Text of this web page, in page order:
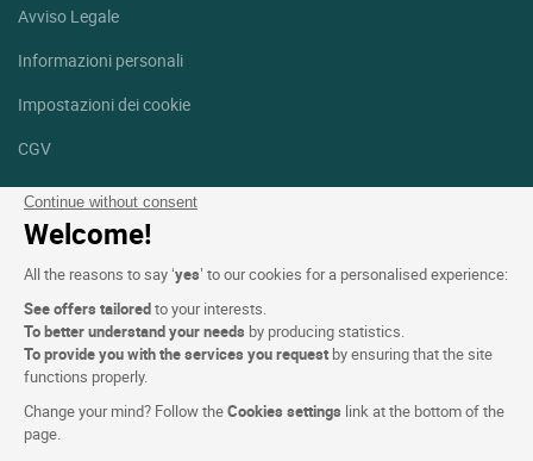
Continue without consent
Welcome!
All the reasons to say ‘yes’ to our cookies for a personalised experience:
See offers tailoredto your interests.
To better understand your needs by producing statistics.
To provide you with the services you request by ensuring that the site
functions properly.
Change your mind? Follow theCookies settings link at the bottom of the
page.
Avviso Legale
Informazioni personali
Impostazioni dei cookie
CGV
Aiuto
Mappa del sito
Crediti fotografici
Seguici
Facebook
Instagram
Linkedin